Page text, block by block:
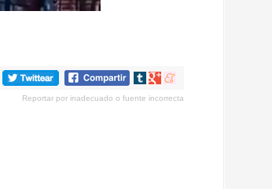
Compartir
tumblr
Compartir
Google+
Compartir
meneame
Reportar por inadecuado o fuente incorrecta